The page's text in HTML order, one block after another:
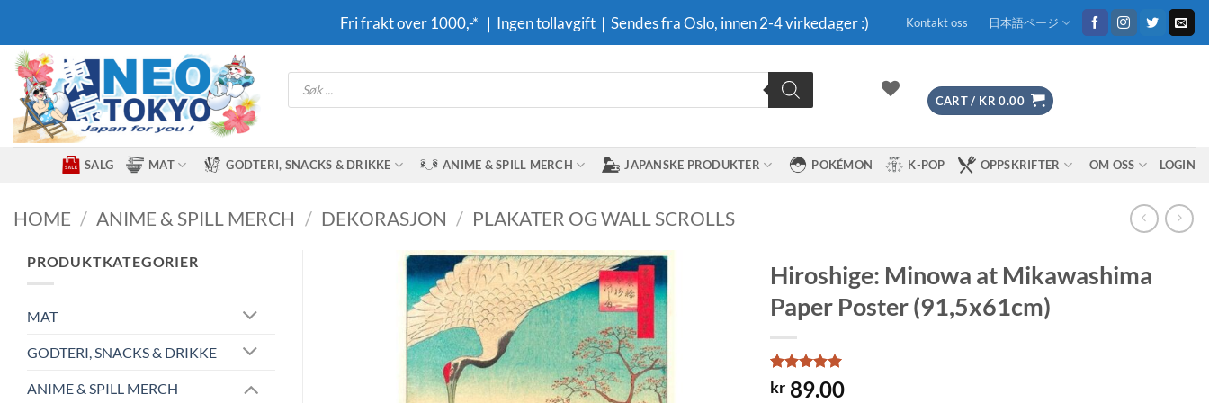
content
Fri frakt over 1000,-* ｜Ingen tollavgift｜Sendes fra Oslo, innen 2-4 virkedager :) Kontakt oss 日本語ページ
Products
search
CART / KR 0.00
SALG MAT GODTERI, SNACKS & DRIKKE ANIME & SPILL MERCH JAPANSKE PRODUKTER POKÉMON K-POP OPPSKRIFTER OM OSS LOGIN
HOME / ANIME & SPILL MERCH / DEKORASJON / PLAKATER OG WALL SCROLLS
PRODUKTKATEGORIER
MAT
GODTERI, SNACKS & DRIKKE
ANIME & SPILL MERCH
Hiroshige: Minowa at Mikawashima
Paper Poster (91,5x61cm)
Rated5
out of 5
1
kr89.00